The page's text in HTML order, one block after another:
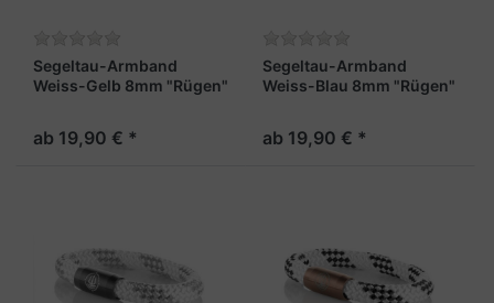
Segeltau-Armband
Weiss-Gelb 8mm "Rügen"
ab 19,90 € *
Segeltau-Armband
Weiss-Blau 8mm "Rügen"
ab 19,90 € *